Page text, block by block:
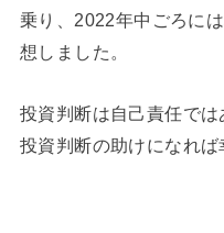
乗り、2022年中ごろに
想しました。
投資判断は自己責任で
投資判断の助けになれば